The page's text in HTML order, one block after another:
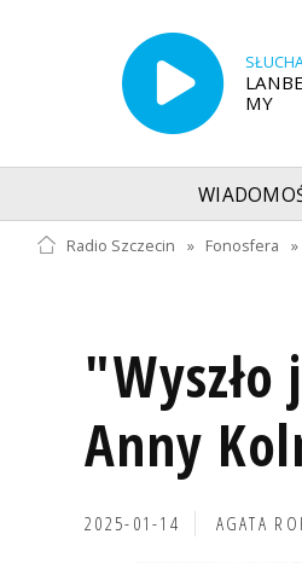
MY
Radio Szczecin » Fonosfera »
Anny
2025-01-14 AGATA